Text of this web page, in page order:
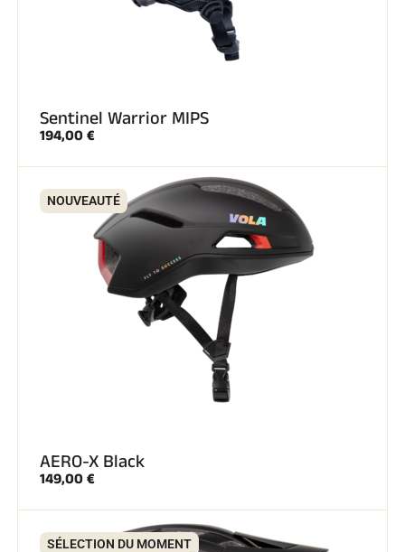
Sentinel Warrior MIPS
194,00 €
NOUVEAUTÉ
AERO-X Black
149,00 €
SÉLECTION DU MOMENT